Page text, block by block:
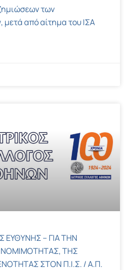
των
μετά από αίτημα του ΙΣΑ
ΕΥΘΥΝΗΣ – ΓΙΑ ΤΗΝ
ΤΗΣ
ΣΤΟΝ Π.Ι.Σ. / Α.Π.